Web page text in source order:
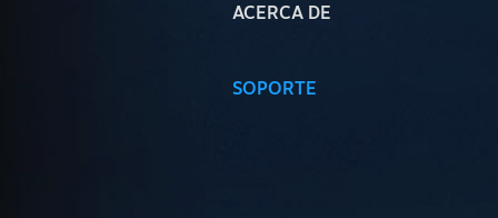
ACERCA DE
SOPORTE